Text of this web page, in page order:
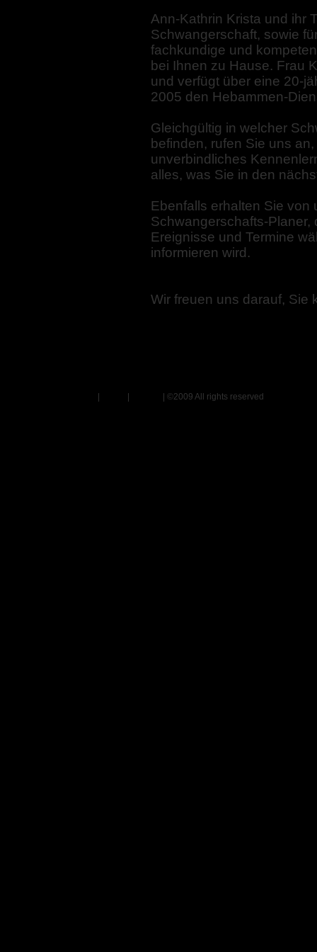
Ann-Kathrin Krista und ihr
Schwangerschaft, sowie
fachkundige und
bei Ihnen zu Hause. Frau
und verfügt über eine 20-
2005 den Hebammen-
Gleichgültig in welcher
befinden, rufen Sie uns
unverbindliches
alles, was Sie in den
Ebenfalls erhalten Sie von
Schwangerschafts-Planer,
Ereignisse und Termine
informieren wird.
Wir freuen uns darauf, Sie
| ©2009 All rights reserved